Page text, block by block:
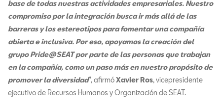
base de todas nuestras actividades empresariales. Nuestro
compromiso por la integración busca ir más allá de las
barreras y los estereotipos para fomentar una compañía
abierta e inclusiva. Por eso, apoyamos la creación del
grupo Pride@SEAT por parte de las personas que trabajan
en la compañía, como un paso más en nuestro propósito de
promover la diversidad”, afirmóXavier Ros, vicepresidente
ejecutivo de Recursos Humanos y Organización de SEAT.